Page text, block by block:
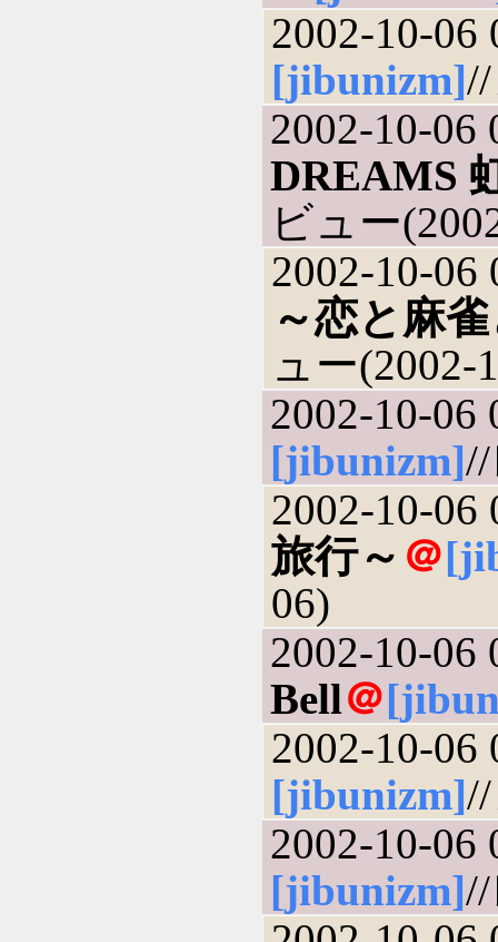
2002-10-06
[jibunizm]
2002-10-06
DREAMS
ビュー
2002-10-06
～恋と麻
ュー(2002-
2002-10-06
[jibunizm]
2002-10-06
旅行～ ＠
06)
2002-10-06
Bell＠
2002-10-06
[jibunizm]
2002-10-06
[jibunizm]